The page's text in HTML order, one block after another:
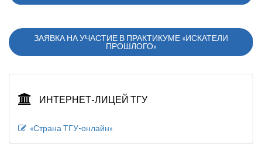
ЗАЯВКА НА УЧАСТИЕ В ПРАКТИКУМЕ «ИСКАТЕЛИ
ПРОШЛОГО»
ИНТЕРНЕТ-ЛИЦЕЙ ТГУ
«Страна ТГУ-онлайн»